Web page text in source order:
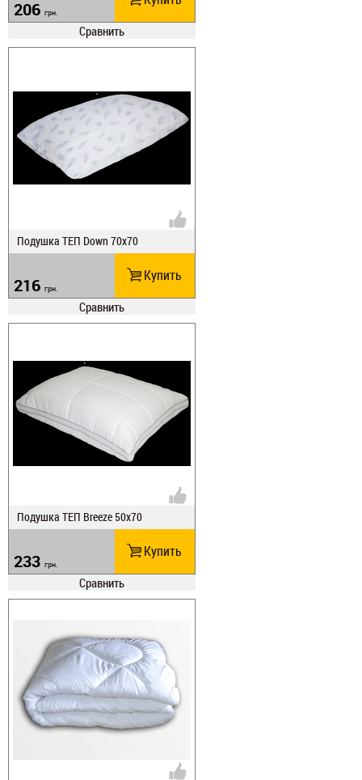
206 грн.
Сравнить
Подушка ТЕП Down 70х70
216 грн.
Купить
Сравнить
Подушка ТЕП Breeze 50х70
233 грн.
Купить
Сравнить